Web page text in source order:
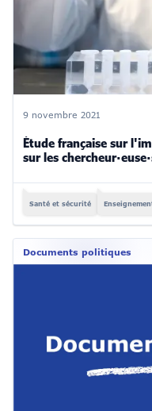
9 novembre 2021
Étude française sur
sur les
Santé et sécurité
Documents politiques